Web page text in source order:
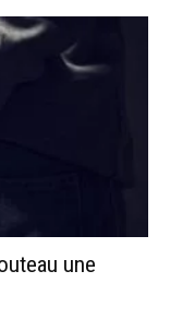
une